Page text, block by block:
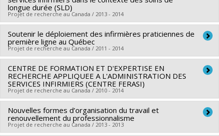
Grant programs:PVX88932-(PASS) Partenariats pour
l'amélioration des services de santé
Corbeil ,Jean-Luc Bedard
Funding sources:
technique de la santé et des services sociaux
Grant programs:
Co-researchers : André-Pierre Contandriopoulos,
Lehoux ,François Champagne,Lambert Farand
Sicotte , Damien Contandriopoulos , Renaldo Battista
,
Marie-Pascale Pomey,Carl Ardy Dubois,
Denis Roy
Nassera Touati,Naomi Fulop ,John Norman Lavis
Lemieux-Charles,Patricia Reay,Terrence Sullivan,Karen
Golden-Biddle, Mark Dobrow,Ann Langley-Laporte
Bergeron
Funding sources:IRSC/Instituts de recherche en santé du
Canada
longue durée (SLD)
Projet de recherche au Canada / 2013 - 2014
Lead researcher : Carl Ardy Dubois
Co-researchers : Marie Alderson,Marie-Pascale Pomey
Danielle D'Amour,Isabelle Brault,Éric Tchouaket-
Nguemeleu,Ariella Lang, Luc Mathieu
Soutenir le déploiement des infirmières praticiennes de
première ligne au Québec
Projet de recherche au Canada / 2011 - 2014
Lead researcher : Damien Contandriopoulos
Co-researchers : Marie-Dominique Beaulieu,Carl Ardy
Dubois,Danielle D'Amour ,Isabelle Brault
Julie Lajeunesse
Astrid Brousselle
CENTRE DE FORMATION ET D'EXPERTISE EN
RECHERCHE APPLIQUEE A L'ADMINISTRATION DES
SERVICES INFIRMIERS (CENTRE FERASI)
Projet de recherche au Canada / 2010 - 2014
Lead researcher : Carl Ardy Dubois
Co-researchers : Jean-Louis Denis,Christine Colin
Nouvelles formes d’organisation du travail et
renouvellement du professionnalisme
Projet de recherche au Canada / 2013 - 2013